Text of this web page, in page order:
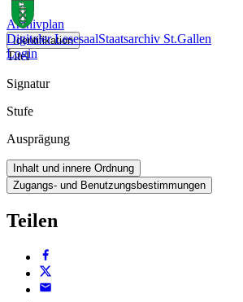
Digitaler LesesaalStaatsarchiv St.Gallen
Login
Archivplan
Identifikation
Titel
Signatur
Stufe
Ausprägung
Inhalt und innere Ordnung
Zugangs- und Benutzungsbestimmungen
Teilen